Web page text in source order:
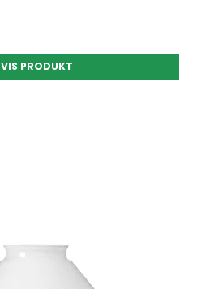
VIS PRODUKT